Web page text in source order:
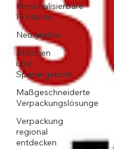
Personalisierbare
Produkte
Neuigkeiten
Aktionen
und
Sparangebote
Maßgeschneiderte
Verpackungslösunge
Verpackung
regional
entdecken